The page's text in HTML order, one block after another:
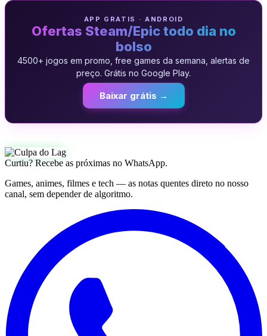
APP GRATIS · ANDROID
Ofertas Steam/Epic todo dia no
bolso
4500+ jogos em promo, free games da semana, alertas de
preço. Grátis no Google Play.
Baixar grátis →
Curtiu? Recebe as próximas no WhatsApp.
Games, animes, filmes e tech — as notas quentes direto no nosso
canal, sem depender de algoritmo.